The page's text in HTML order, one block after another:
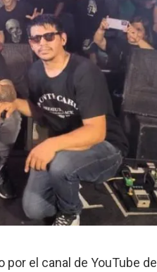
por el canal de YouTube del